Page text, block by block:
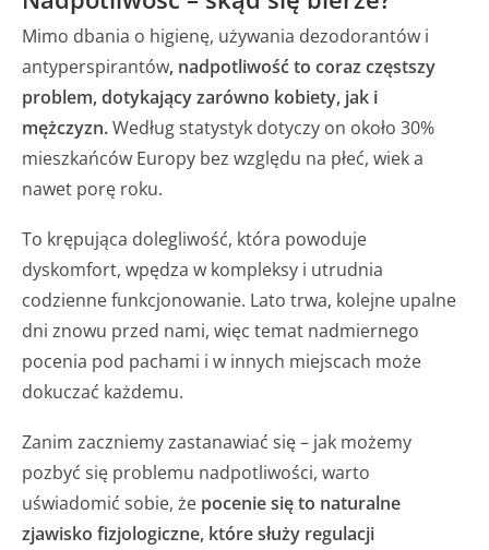
Mimo dbania o higienę, używania dezodorantów i
antyperspirantów, nadpotliwość to coraz częstszy
problem, dotykający zarówno kobiety, jak i
mężczyzn.Według statystyk dotyczy on około 30%
mieszkańców Europy bez względu na płeć, wiek a
nawet porę roku.
To krępująca dolegliwość, która powoduje
dyskomfort, wpędza w kompleksy i utrudnia
codzienne funkcjonowanie. Lato trwa, kolejne upalne
dni znowu przed nami, więc temat nadmiernego
pocenia pod pachami i w innych miejscach może
dokuczać każdemu.
Zanim zaczniemy zastanawiać się – jak możemy
pozbyć się problemu nadpotliwości, warto
uświadomić sobie, że pocenie się to naturalne
zjawisko fizjologiczne, które służy regulacji